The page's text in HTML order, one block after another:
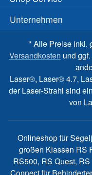
Unternehmen
* Alle Preise inkl.
Versandkosten und
Laser®, Laser® 4.7,
der Laser-Strahl sind
von
Onlineshop für
großen Klassen RS
RS500, RS Quest,